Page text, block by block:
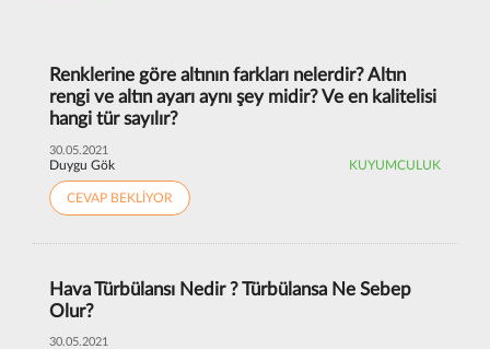
Renklerine göre altının farkları nelerdir? Altın
rengi ve altın ayarı aynı şey midir? Ve en kalitelisi
hangi tür sayılır?
30.05.2021
Duygu Gök KUYUMCULUK
CEVAP BEKLİYOR
Hava Türbülansı Nedir ? Türbülansa Ne Sebep
Olur?
30.05.2021